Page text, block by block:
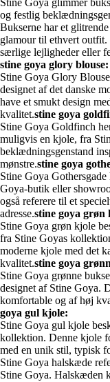
og festlig
Bukserne har et
glamour til ethvert outfit.
særlige lejligheder eller
stine goya glory blouse:
Stine Goya Glory
designet af det danske
have et smukt design
kvalitet.stine goya
Stine Goya Goldfinch
muligvis en kjole, fra
beklædningsgenstand
mønstre.stine goya
Stine Goya
Goya-butik eller
også referere til et
adresse.stine goya grøn
Stine Goya grøn kjole
fra Stine Goyas
moderne kjole med det
kvalitet.stine goya
Stine Goya grønne
designet af Stine Goya.
komfortable og af høj
goya gul kjole:
Stine Goya gul kjole
kollektion. Denne kjole
med en unik stil, typisk
Stine Goya halskæde
Stine Goya. Halskæden